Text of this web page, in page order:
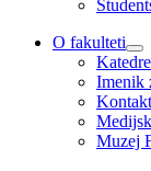
O fakulteti
Imenik
Kontakt
Muzej